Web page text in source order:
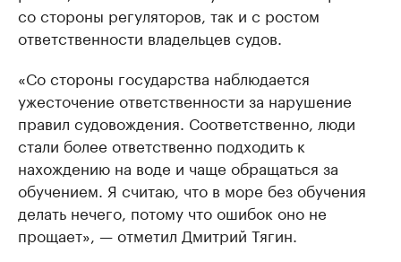
со стороны регуляторов, так и с ростом
ответственности владельцев судов.
«Со стороны государства наблюдается
ужесточение ответственности за нарушение
правил судовождения. Соответственно, люди
стали более ответственно подходить к
нахождению на воде и чаще обращаться за
обучением. Я считаю, что в море без обучения
делать нечего, потому что ошибок оно не
прощает», — отметил Дмитрий Тягин.